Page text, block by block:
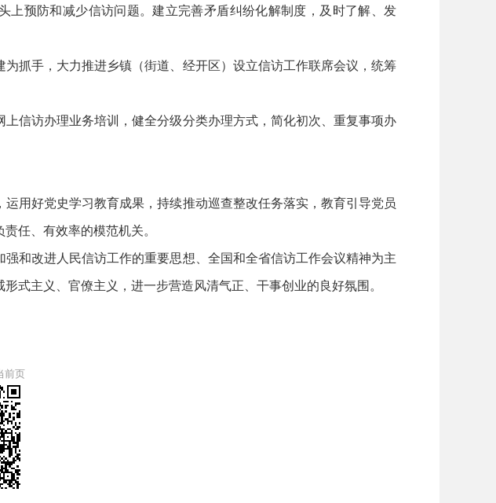
上预防和减少信访问题。建立完善矛盾纠纷化解制度，及时了解、发
抓手，大力推进乡镇（街道、经开区）设立信访工作联席会议，统筹
信访办理业务培训，健全分级分类办理方式，简化初次、重复事项办
用好党史学习教育成果，持续推动巡查整改任务落实，教育引导党员
任、有效率的模范机关。
和改进人民信访工作的重要思想、全国和全省信访工作会议精神为主
式主义、官僚主义，进一步营造风清气正、干事创业的良好氛围。
前页